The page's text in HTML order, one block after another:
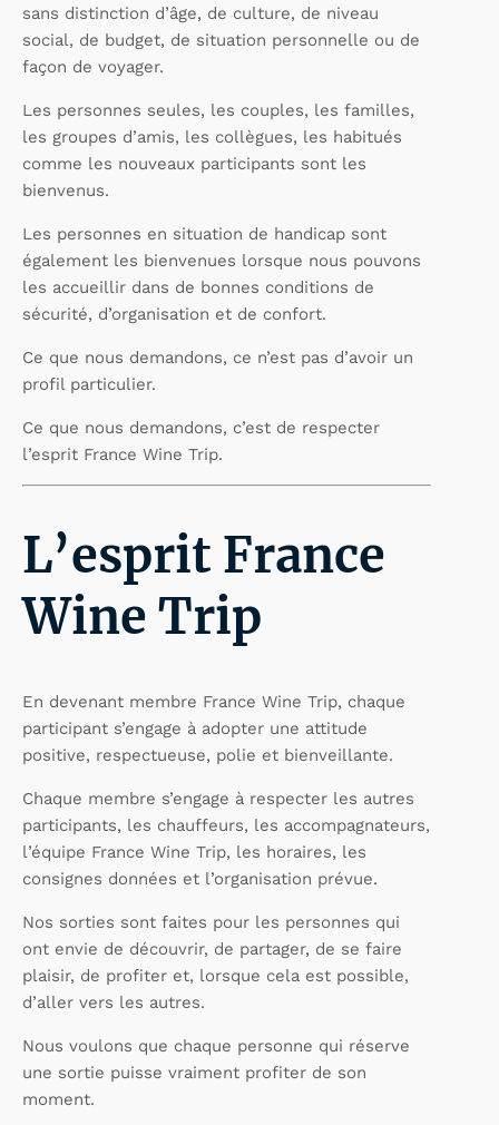
sans distinction d’âge, de culture, de niveau
social, de budget, de situation personnelle ou de
façon de voyager.
Les personnes seules, les couples, les familles,
les groupes d’amis, les collègues, les habitués
comme les nouveaux participants sont les
bienvenus.
Les personnes en situation de handicap sont
également les bienvenues lorsque nous pouvons
les accueillir dans de bonnes conditions de
sécurité, d’organisation et de confort.
Ce que nous demandons, ce n’est pas d’avoir un
profil particulier.
Ce que nous demandons, c’est de respecter
l’esprit France Wine Trip.
L’esprit France
Wine Trip
En devenant membre France Wine Trip, chaque
participant s’engage à adopter une attitude
positive, respectueuse, polie et bienveillante.
Chaque membre s’engage à respecter les autres
participants, les chauffeurs, les accompagnateurs,
l’équipe France Wine Trip, les horaires, les
consignes données et l’organisation prévue.
Nos sorties sont faites pour les personnes qui
ont envie de découvrir, de partager, de se faire
plaisir, de profiter et, lorsque cela est possible,
d’aller vers les autres.
Nous voulons que chaque personne qui réserve
une sortie puisse vraiment profiter de son
moment.